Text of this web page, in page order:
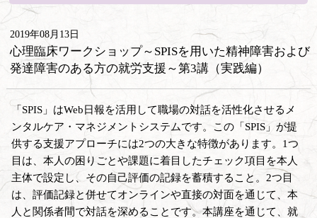
2019年08月13日
心理臨床ワークショップ～SPISを用いた精神障害および
発達障害のある方の就労支援～第3講（実践編）
「SPIS」はWeb日報を活用して職場の対話を活性化させるメ
ンタルケア・マネジメントシステムです。この「SPIS」が提
供する支援アプローチには2つの大きな特徴があります。1つ
目は、本人の困りごとや課題に着目したチェック項目を本人
主体で設定し、その自己評価の記録を蓄積すること。2つ目
は、評価記録と併せてオンラインや直接の対面を通じて、本
人と関係者間で対話を深めることです。本講座を通じて、就